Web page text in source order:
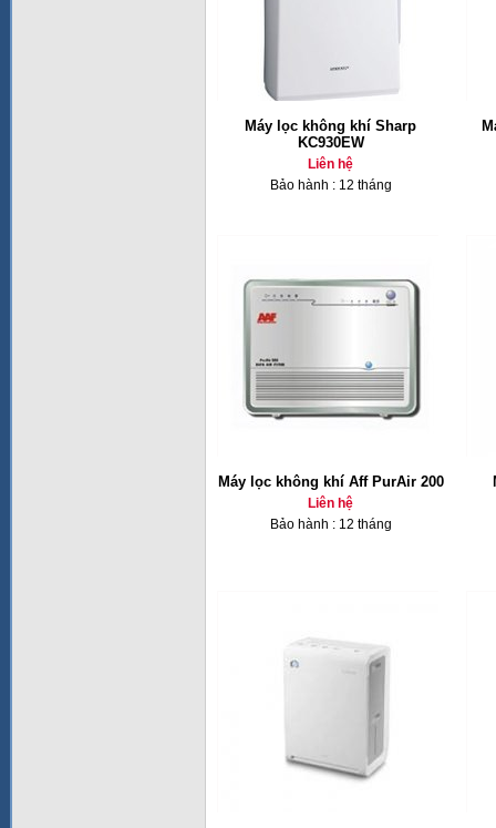
Máy lọc không khí Sharp
KC930EW
Liên hệ
Bảo hành : 12 tháng
Máy lọc không khí Aff PurAir 200
Liên hệ
Bảo hành : 12 tháng